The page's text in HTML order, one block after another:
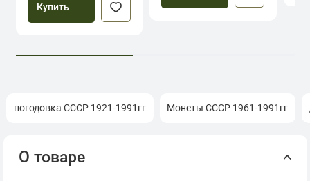
Купить
погодовка СССР 1921-1991гг Монеты СССР 1961-1991гг
О товаре